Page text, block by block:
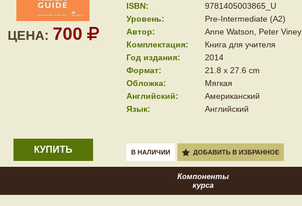
ЦЕНА: 700
ISBN:
9781405003865_U
Уровень:
Pre-Intermediate (A2)
Автор:
Anne Watson, Peter Viney
Комплектация:
Книга для учителя
Год издания:
2014
Формат:
21.8 x 27.6 cm
Обложка:
Мягкая
Английский:
Американский
Язык:
Английский
КУПИТЬ В НАЛИЧИИ ДОБАВИТЬ В ИЗБРАННОЕ
Компоненты
курса